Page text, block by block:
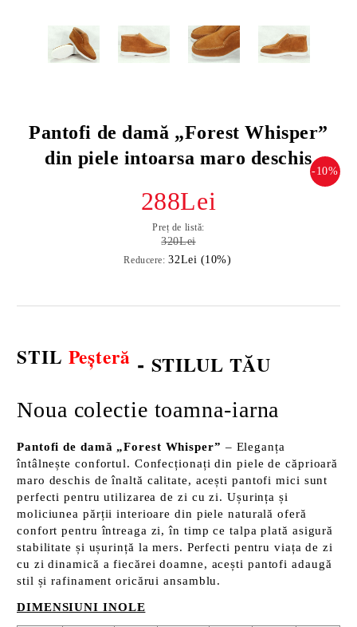
Pantofi de damă „Forest Whisper”
din piele intoarsa maro deschis
-10%
288Lei
Preț de listă:
320Lei
Reducere: 32Lei (10%)
STIL Peșteră - STILUL TĂU
Noua colectie toamna-iarna
Pantofi de damă „Forest Whisper” – Eleganța
întâlnește confortul. Confecționați din piele de căprioară
maro deschis de înaltă calitate, acești pantofi mici sunt
perfecti pentru utilizarea de zi cu zi. Ușurința și
moliciunea părții interioare din piele naturală oferă
confort pentru întreaga zi, în timp ce talpa plată asigură
stabilitate și ușurință la mers. Perfecti pentru viața de zi
cu zi dinamică a fiecărei doamne, acești pantofi adaugă
stil și rafinament oricărui ansamblu.
DIMENSIUNI INOLE